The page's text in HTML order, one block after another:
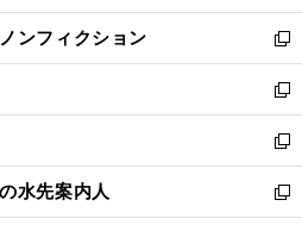
開
く
ウ
で
開
く
ン
ド
ウ
で
開
く
ウ
ィ
ン
ド
ウ
で
開
く
ンフィクション
新
し
い
ウ
ィ
ン
ド
ウ
新
し
い
ウ
ィ
ン
新
し
い
ウ
水先案内人
新
し